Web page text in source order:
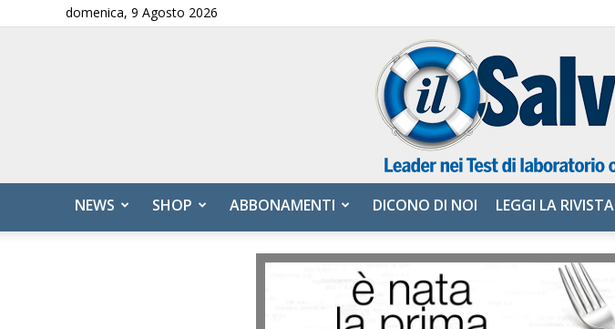
domenica, 9 Agosto 2026
NEWS SHOP ABBONAMENTI DICONO DI NOI LEGGI LA RIVISTA